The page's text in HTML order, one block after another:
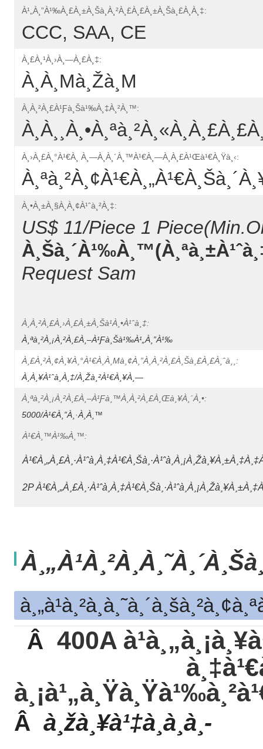
À¹„à¸”à¹‰à¸£à¸±à¸šà¸à¸²à¸£à¸£à¸±à¸šà¸£à¸­à¸‡:
CCC, SAA, CE
À¸£à¸¹à¸›à¸—À¸£à¸‡:
À¸­à¸µà¸žà¸µ
À¸à¸²à¸£à¹ƒà¸Šà¹‰à¸‡à¸²à¸™:
À¸›à¸£à¸°à¹€à¸ À¸—À¸­à¸´à¸™à¹€à¸—À¸­à¸£à¹Œà¹€à¸Ÿà¸‹:
À¸•à¸±à¸§à¸­à¸¢à¹ˆà¸²à¸‡:
US$ 11/Piece 1
Request Sam
À¸à¸²à¸£à¸›à¸£à¸±à¸šà¹à¸•à¹ˆà¸‡:
À¸ªà¸²à¸¡à¸²à¸£à¸–À¹ƒà¸Šà¹‰à¹„à¸”à¹‰
À¸£à¸²à¸¢à¸¥à¸°à¹€à¸­à¸µà¸¢à¸”à¸à¸²à¸£à¸šà¸£à¸£à¸ˆà¸¸:
À¸à¸¥à¹ˆà¸­à¸‡/à¸žà¸²à¹€à¸¥à¸—
À¸ªà¸²à¸¡à¸²à¸£à¸–À¹ƒà¸™à¸à¸²à¸£à¸œà¸¥à¸´à¸•:
5000/à¹€à¸”à¸·à¸­à¸™
À¹€à¸™à¹‰à¸™:
2P
Â 400A
Â à¸žà¸¥à¹‡à¸­à¸à¸­